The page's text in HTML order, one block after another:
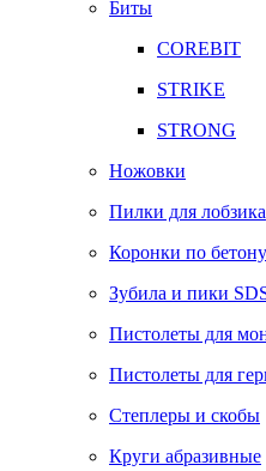
Биты
COREBIT
STRIKE
STRONG
Ножовки
Пилки для лобзика
Коронки по
Зубила и пики
Пистолеты для
Пистолеты для
Степлеры и скобы
Круги абразивные